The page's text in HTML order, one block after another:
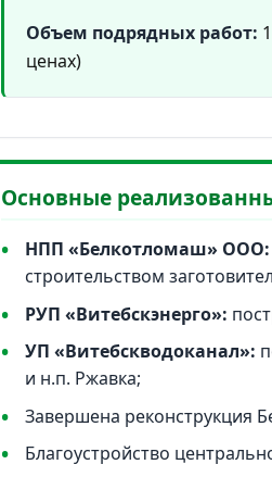
Объем подрядных работ:
ценах)
Основные
НПП «Белкотломаш» ООО:
строительством
РУП «Витебскэнерго»:
УП «Витебскводоканал»:
и н.п. Ржавка;
Завершена реконструкция
Благоустройство